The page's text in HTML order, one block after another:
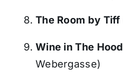
The Room by Tiff
Wine in The Hood
Webergasse)